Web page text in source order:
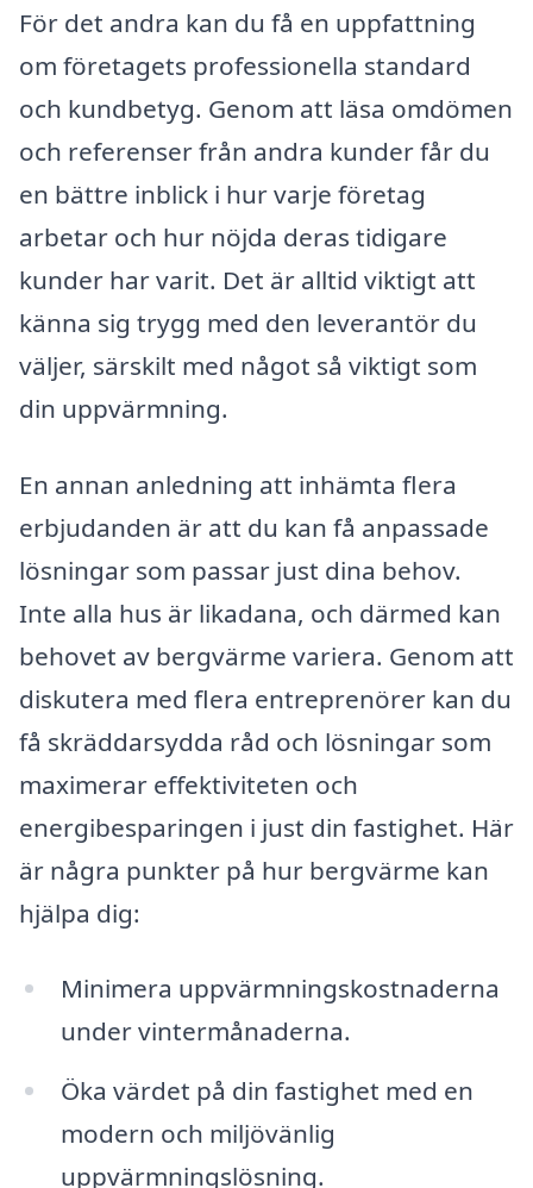
För det andra kan du få en uppfattning
om företagets professionella standard
och kundbetyg. Genom att läsa omdömen
och referenser från andra kunder får du
en bättre inblick i hur varje företag
arbetar och hur nöjda deras tidigare
kunder har varit. Det är alltid viktigt att
känna sig trygg med den leverantör du
väljer, särskilt med något så viktigt som
din uppvärmning.
En annan anledning att inhämta flera
erbjudanden är att du kan få anpassade
lösningar som passar just dina behov.
Inte alla hus är likadana, och därmed kan
behovet av bergvärme variera. Genom att
diskutera med flera entreprenörer kan du
få skräddarsydda råd och lösningar som
maximerar effektiviteten och
energibesparingen i just din fastighet. Här
är några punkter på hur bergvärme kan
hjälpa dig:
Minimera uppvärmningskostnaderna
under vintermånaderna.
Öka värdet på din fastighet med en
modern och miljövänlig
uppvärmningslösning.